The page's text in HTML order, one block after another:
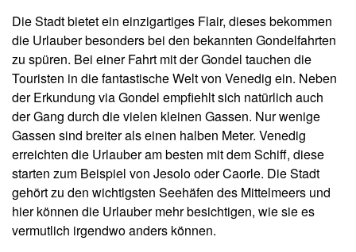
Die Stadt bietet ein einzigartiges Flair, dieses bekommen
die Urlauber besonders bei den bekannten Gondelfahrten
zu spüren. Bei einer Fahrt mit der Gondel tauchen die
Touristen in die fantastische Welt von Venedig ein. Neben
der Erkundung via Gondel empfiehlt sich natürlich auch
der Gang durch die vielen kleinen Gassen. Nur wenige
Gassen sind breiter als einen halben Meter. Venedig
erreichten die Urlauber am besten mit dem Schiff, diese
starten zum Beispiel von Jesolo oder Caorle. Die Stadt
gehört zu den wichtigsten Seehäfen des Mittelmeers und
hier können die Urlauber mehr besichtigen, wie sie es
vermutlich irgendwo anders können.